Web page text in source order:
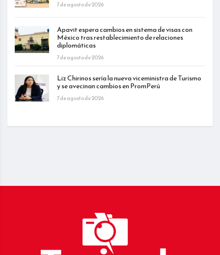
7 de agosto de 2026
Apavit espera cambios en sistema de visas con
México tras restablecimiento de relaciones
diplomáticas
7 de agosto de 2026
Liz Chirinos sería la nueva viceministra de Turismo
y se avecinan cambios en PromPerú
7 de agosto de 2026